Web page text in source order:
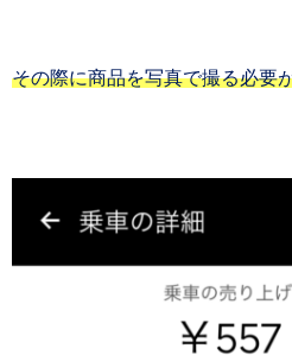
その際に商品を写真で撮る必要